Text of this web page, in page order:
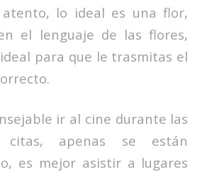
atento, lo ideal es una flor,
el lenguaje de las flores,
para que le trasmitas el
ir al cine durante las
citas, apenas se están
es mejor asistir a lugares